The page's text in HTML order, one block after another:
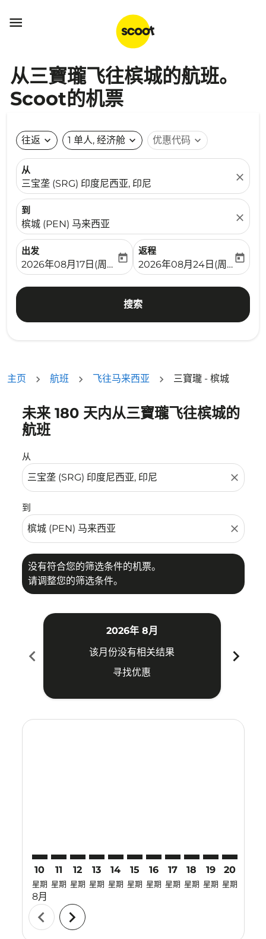

从三寶瓏飞往槟城的航班。
Scoot的机票
往返 expand_more 1 单人, 经济舱 expand_more 优惠代码 expand_more
从
三宝垄 (SRG) 印度尼西亚, 印尼
close
到
槟城 (PEN) 马来西亚
close
出发
fc-booking-departure-date-aria-label
2026年08月17日(周一)
today
返程
fc-booking-return-date-
2026年08月24日(周一)
today
搜索
主页 航班 飞往马来西亚 三寶瓏 - 槟城
未来 180 天内从三寶瓏飞往槟城的
航班
从
close
到
close
没有符合您的筛选条件的机票。
请调整您的筛选条件。
没有符合您的筛选条件的机票。请调整您的筛选条件。
chevron_left
2026年 8月
该月份没有相关结果
寻找优惠
chevron_right
10
星期
8月
11
星期
12
星期
13
星期
14
星期
15
星期
16
星期
17
星期
18
星期
19
星期
20
星期
chevron_left chevron_right